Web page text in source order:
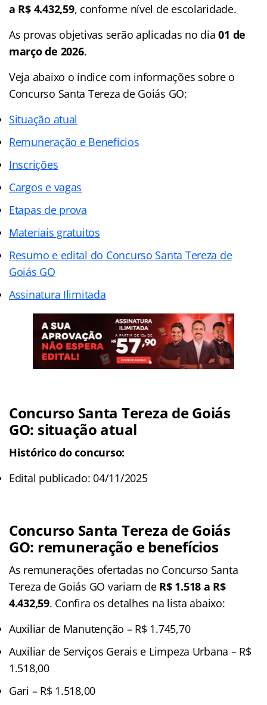
a R$ 4.432,59, conforme nível de escolaridade.
As provas objetivas serão aplicadas no dia01 de
março de 2026.
Veja abaixo o índicecom informações sobre o
Concurso Santa Tereza de Goiás GO:
Situação atual
Remuneração e Benefícios
Inscrições
Cargos e vagas
Etapas de prova
Materiais gratuitos
Resumo e edital do Concurso Santa Tereza de
Goiás GO
Assinatura Ilimitada
Concurso Santa Tereza de Goiás
GO: situação atual
Histórico do concurso:
Edital publicado: 04/11/2025
Concurso Santa Tereza de Goiás
GO: remuneração e benefícios
As remunerações ofertadas no Concurso Santa
Tereza de Goiás GO variam de R$ 1.518 a R$
4.432,59. Confira os detalhes na lista abaixo:
Auxiliar de Manutenção – R$ 1.745,70
Auxiliar de Serviços Gerais e Limpeza Urbana – R$
1.518,00
Gari – R$ 1.518,00